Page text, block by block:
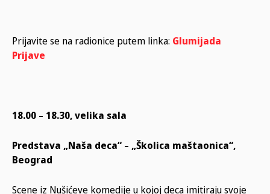
Prijavite se na radionice putem linka: Glumijada
Prijave
18.00 – 18.30, velika sala
Predstava „Naša deca“ – „Školica maštaonica“,
Beograd
Scene iz Nušićeve komedije u kojoj deca imitiraju svoje